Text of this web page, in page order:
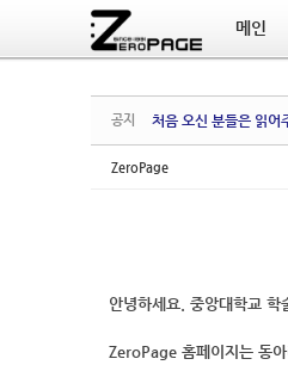
메인
공지 처음 오신 분들은 읽어
ZeroPage
안녕하세요. 중앙대학교 학
ZeroPage 홈페이지는 동
스케치북5
스케치북5